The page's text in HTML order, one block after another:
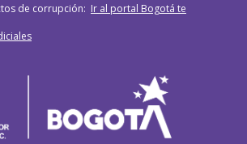
de corrupción: Ir al portal Bogotá te